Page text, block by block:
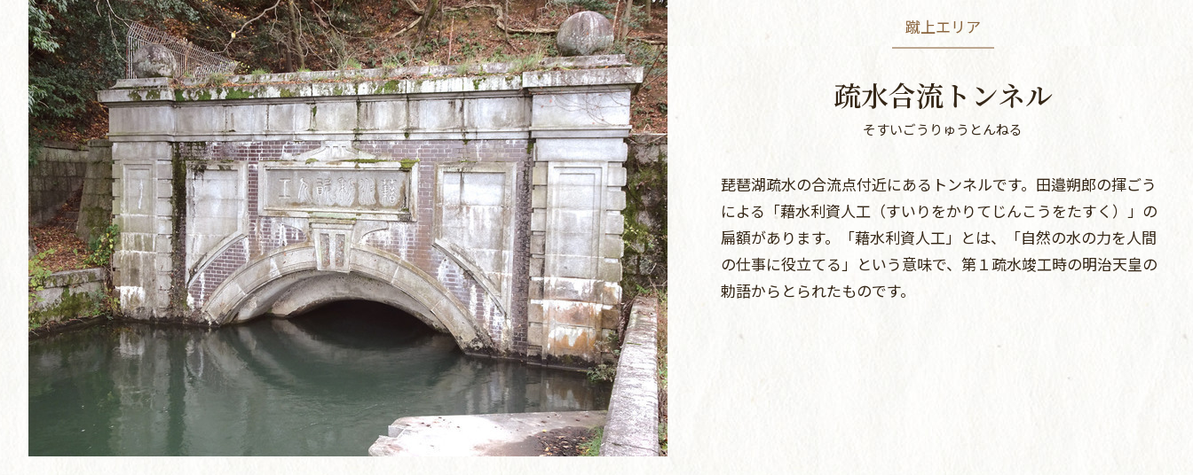
蹴上エリア
疏水合流トンネル
そすいごうりゅうとんねる
琵琶湖疏水の合流点付近にあるトンネルです。田邉朔郎の揮ごう
による「藉水利資人工（すいりをかりてじんこうをたすく）」の
扁額があります。「藉水利資人工」とは、「自然の水の力を人間
の仕事に役立てる」という意味で、第１疏水竣工時の明治天皇の
勅語からとられたものです。